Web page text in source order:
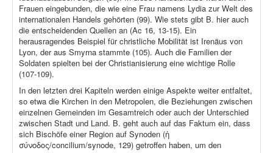
Frauen eingebunden, die wie eine Frau namens Lydia zur Welt des
internationalen Handels gehörten (99). Wie stets gibt B. hier auch
die entscheidenden Quellen an (Ac 16, 13-15). Ein
herausragendes Beispiel für christliche Mobilität ist Irenäus von
Lyon, der aus Smyrna stammte (105). Auch die Familien der
Soldaten spielten bei der Christianisierung eine wichtige Rolle
(107-109).
In den letzten drei Kapiteln werden einige Aspekte weiter entfaltet,
so etwa die Kirchen in den Metropolen, die Beziehungen zwischen
einzelnen Gemeinden im Gesamtreich oder auch der Unterschied
zwischen Stadt und Land. B. geht auch auf das Faktum ein, dass
sich Bischöfe einer Region auf Synoden (ἡ
σύνοδος/concilium/synode, 129) getroffen haben, um den